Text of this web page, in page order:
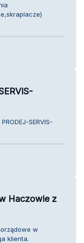
SERVIS-
Haczowie z
w
klienta.